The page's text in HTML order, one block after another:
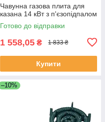
Чавунна газова плита для
казана 14 кВт з п'єзопідпалом
Готово до відправки
1 558,05 ₴ 1 833 ₴
Купити
–10%